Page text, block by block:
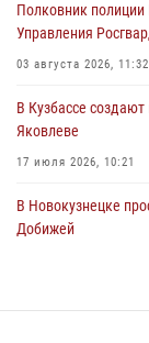
Росгвардейцы
новокузнечанку от
06 августа 2026, 07:16
Полковник
Управления
03 августа 2026, 11:32
В Кузбассе
Яковлеве
17 июля 2026, 10:21
В Новокузнецке
Добижей